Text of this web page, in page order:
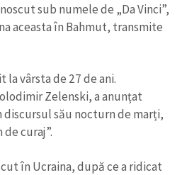
sub numele de „Da Vinci”,
aceasta în Bahmut, transmite
vârsta de 27 de ani.
Zelenski, a anunțat
său nocturn de marți,
curaj”.
în Ucraina, după ce a ridicat